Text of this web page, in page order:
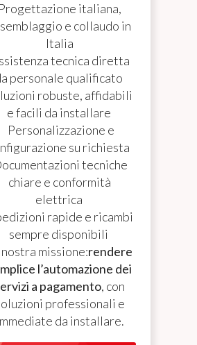
Progettazione italiana,
e collaudo in
Italia
tecnica diretta
personale qualificato
robuste, affidabili
e facili da installare
Personalizzazione e
su richiesta
tecniche
chiare e conformità
elettrica
rapide e ricambi
sempre disponibili
nostra missione:rendere
l’automazione dei
a pagamento, con
professionali e
da installare.